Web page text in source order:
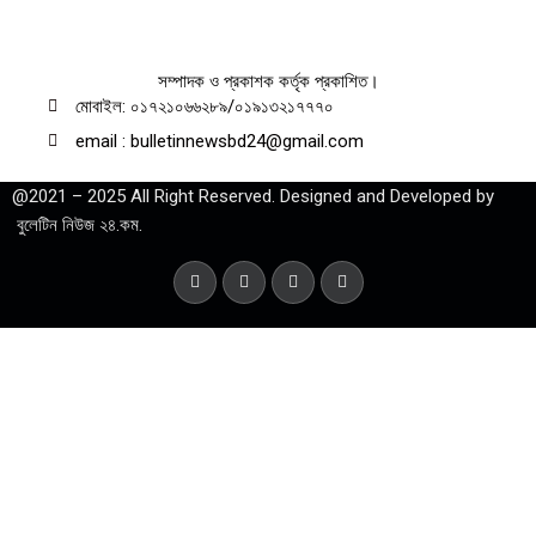
সম্পাদক ও প্রকাশক কর্তৃক প্রকাশিত।
মোবাইল: ০১৭২১০৬৬২৮৯/০১৯১৩২১৭৭৭০
email : bulletinnewsbd24@gmail.com
@2021 – 2025 All Right Reserved. Designed and Developed by
বুলেটিন নিউজ ২৪.কম.